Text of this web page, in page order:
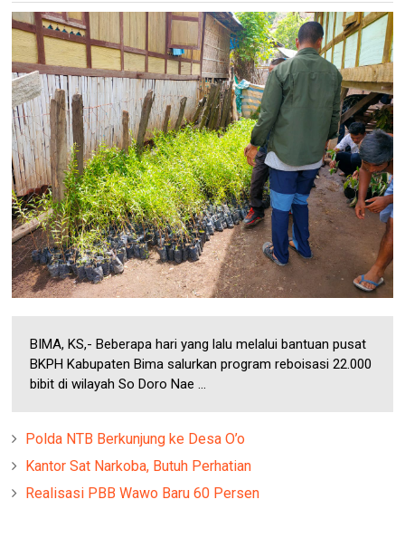
BIMA, KS,- Beberapa hari yang lalu melalui bantuan pusat
BKPH Kabupaten Bima salurkan program reboisasi 22.000
bibit di wilayah So Doro Nae ...
Polda NTB Berkunjung ke Desa O’o
Kantor Sat Narkoba, Butuh Perhatian
Realisasi PBB Wawo Baru 60 Persen